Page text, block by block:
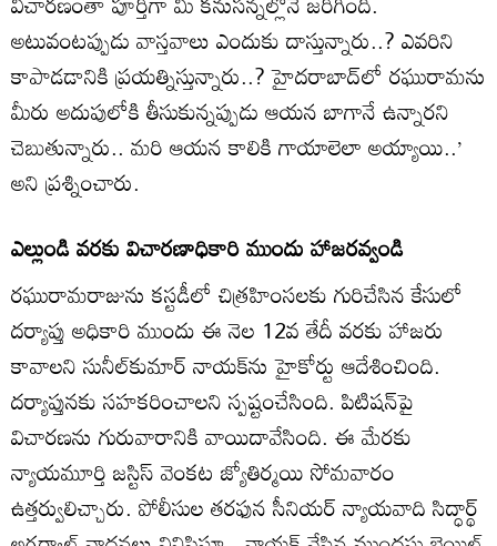
అటువంటప్పుడు వాస్తవాలు ఎందుకు దాస్తున్నారు..? ఎవరిని
కాపాడడానికి ప్రయత్నిస్తున్నారు..? హైదరాబాద్‌లో రఘురామను
మీరు అదుపులోకి తీసుకున్నప్పుడు ఆయన బాగానే ఉన్నారని
చెబుతున్నారు.. మరి ఆయన కాలికి గాయాలెలా అయ్యాయి..’
అని ప్రశ్నించారు.
ఎల్లుండి వరకు విచారణాధికారి ముందు హాజరవ్వండి
రఘురామరాజును కస్టడీలో చిత్రహింసలకు గురిచేసిన కేసులో
దర్యాప్తు అధికారి ముందు ఈ నెల 12వ తేదీ వరకు హాజరు
కావాలని సునీల్‌కుమార్‌ నాయక్‌ను హైకోర్టు ఆదేశించింది.
దర్యాప్తునకు సహకరించాలని స్పష్టంచేసింది. పిటిషన్‌పై
విచారణను గురువారానికి వాయిదావేసింది. ఈ మేరకు
న్యాయమూర్తి జస్టిస్‌ వెంకట జ్యోతిర్మయి సోమవారం
ఉత్తర్వులిచ్చారు. పోలీసుల తరఫున సీనియర్‌ న్యాయవాది సిద్ధార్థ్‌